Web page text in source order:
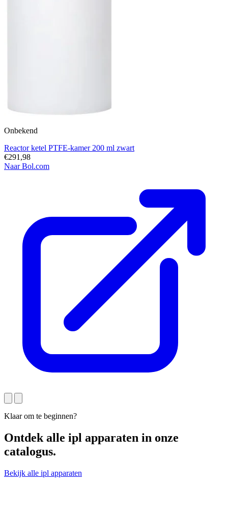
Onbekend
Reactor ketel PTFE-kamer 200 ml zwart
€291,98
Naar Bol.com
Klaar om te beginnen?
Ontdek alle ipl apparaten in onze
catalogus.
Bekijk alle ipl apparaten